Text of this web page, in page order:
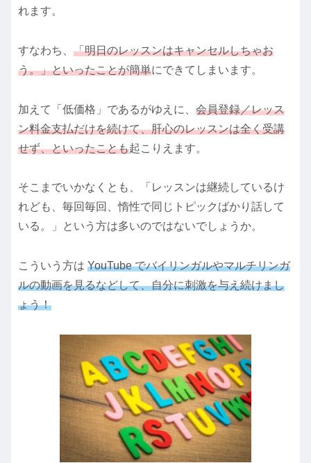
れます。
すなわち、 「明日のレッスンはキャンセルしちゃお
う。」といったことが簡単にできてしまいます。
加えて「低価格」であるがゆえに、 会員登録／レッス
ン料金支払だけを続けて、肝心のレッスンは全く受講
せず、といったことも起こりえます。
そこまでいかなくとも、「レッスンは継続しているけ
れども、毎回毎回、惰性で同じトピックばかり話して
いる。」という方は多いのではないでしょうか。
こういう方は YouTube でバイリンガルやマルチリンガ
ルの動画を見るなどして、自分に刺激を与え続けまし
ょう！